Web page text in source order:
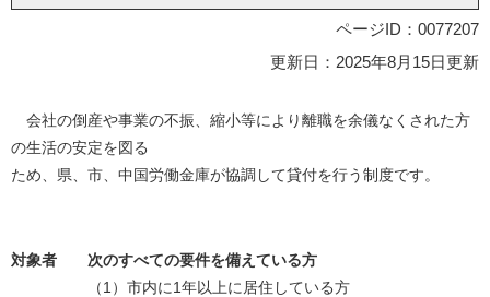
ページID：0077207
更新日：2025年8月15日更新
会社の倒産や事業の不振、縮小等により離職を余儀なくされた方
の生活の安定を図る
ため、県、市、中国労働金庫が協調して貸付を行う制度です。
対象者 次のすべての要件を備えている方
（1）市内に1年以上に居住している方